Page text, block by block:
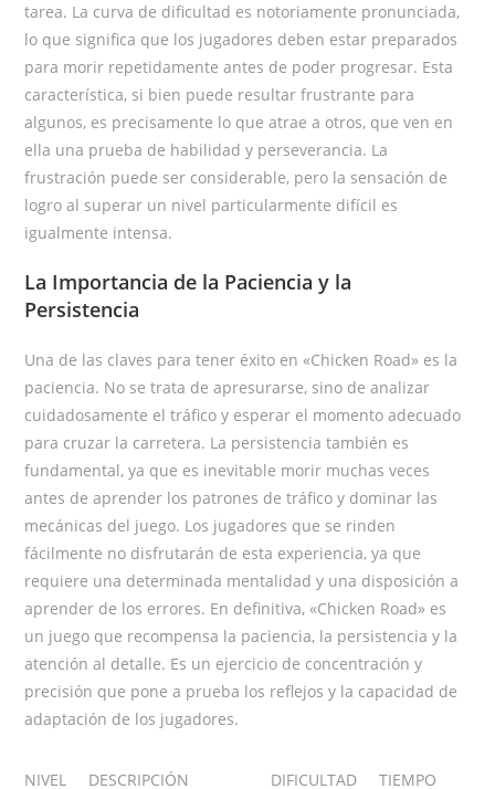
tarea. La curva de dificultad es notoriamente pronunciada,
lo que significa que los jugadores deben estar preparados
para morir repetidamente antes de poder progresar. Esta
característica, si bien puede resultar frustrante para
algunos, es precisamente lo que atrae a otros, que ven en
ella una prueba de habilidad y perseverancia. La
frustración puede ser considerable, pero la sensación de
logro al superar un nivel particularmente difícil es
igualmente intensa.
La Importancia de la Paciencia y la
Persistencia
Una de las claves para tener éxito en «Chicken Road» es la
paciencia. No se trata de apresurarse, sino de analizar
cuidadosamente el tráfico y esperar el momento adecuado
para cruzar la carretera. La persistencia también es
fundamental, ya que es inevitable morir muchas veces
antes de aprender los patrones de tráfico y dominar las
mecánicas del juego. Los jugadores que se rinden
fácilmente no disfrutarán de esta experiencia, ya que
requiere una determinada mentalidad y una disposición a
aprender de los errores. En definitiva, «Chicken Road» es
un juego que recompensa la paciencia, la persistencia y la
atención al detalle. Es un ejercicio de concentración y
precisión que pone a prueba los reflejos y la capacidad de
adaptación de los jugadores.
NIVEL DESCRIPCIÓN DIFICULTAD TIEMPO